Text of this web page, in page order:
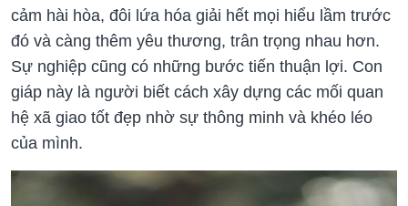
cảm hài hòa, đôi lứa hóa giải hết mọi hiểu lầm trước
đó và càng thêm yêu thương, trân trọng nhau hơn.
Sự nghiệp cũng có những bước tiến thuận lợi. Con
giáp này là người biết cách xây dựng các mối quan
hệ xã giao tốt đẹp nhờ sự thông minh và khéo léo
của mình.